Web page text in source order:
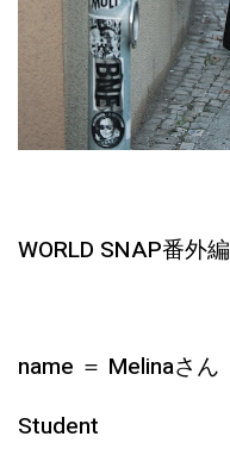
WORLD SNAP番外編
name ＝ Melinaさん
Student